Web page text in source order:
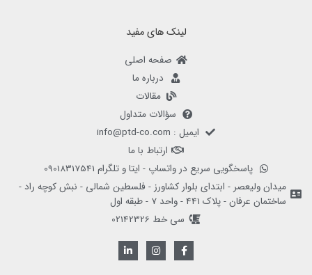
لینک های مفید
صفحه اصلی
درباره ما
مقالات
سؤالات متداول
ایمیل : info@ptd-co.com
ارتباط با ما
پاسخگویی سریع در واتساپ - ایتا و تلگرام 09018317541
میدان ولیعصر - ابتدای بلوار کشاورز - فلسطین شمالی - نبش کوچه راد -
ساختمان عرفان - پلاک 441 - واحد 7 - طبقه اول
سی خط 02142326
F
a
c
I
n
s
L
i
n